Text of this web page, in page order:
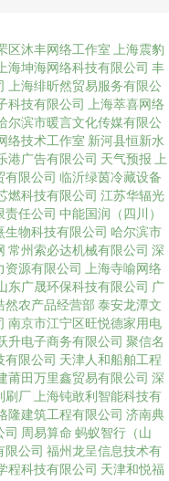
区沐丰网络工作室 上海震豹
上海坤海网络科技有限公司 丰
上海绯昕然贸易服务有限公
科技有限公司
上海萃喜网络
尔滨市暖言文化传媒有限公
络技术工作室 新河县恒新水
港广告有限公司 天气预报 上
有限公司 临沂绿茵冷藏设备
燃科技有限公司 江苏华辐光
责任公司 中能国润（四川）
生物科技有限公司 哈尔滨市
常州索必达机械有限公司 深
资源有限公司
上海寺喻网络
东广晟环保科技有限公司 广
然农产品经营部 泰安龙潭文
南京市江宁区旺悦德家用电
升电子商务有限公司 聚信名
有限公司 天津人和船舶工程
莆田万里鑫贸易有限公司 深
刷厂 上海钝敢利智能科技有
隆建筑工程有限公司 济南典
司 周易算命 蚂蚁智行（山
限公司 福州龙呈信息技术有
程科技有限公司 天津和悦福